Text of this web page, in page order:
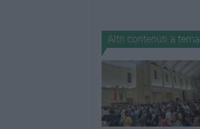
Altri contenuti a tema